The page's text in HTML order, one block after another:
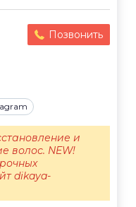
Позвонить
и
волос. NEW!
dikaya-